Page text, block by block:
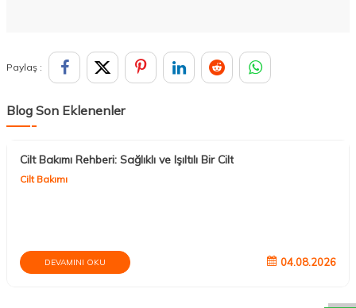
DESTEK
Paylaş :
Blog Son Eklenenler
Cilt Bakımı Rehberi: Sağlıklı ve Işıltılı Bir Cilt
Cilt Bakımı
DEVAMINI OKU 04.08.2026